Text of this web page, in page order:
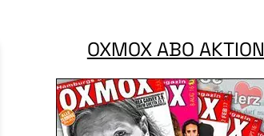
OXMOX ABO AKTION